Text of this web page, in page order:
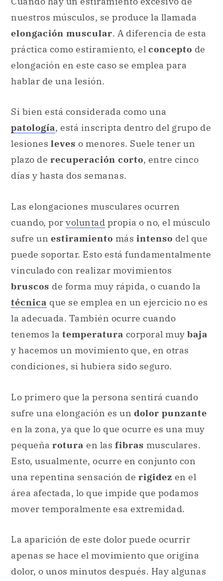
nuestros músculos, se produce la llamada
elongación muscular. A diferencia de esta
práctica como estiramiento, el concepto de
elongación en este caso se emplea para
hablar de una lesión.
Si bien está considerada como una
patología, está inscripta dentro del grupo de
lesiones leves o menores. Suele tener un
plazo de recuperación corto, entre cinco
días y hasta dos semanas.
Las elongaciones musculares ocurren
cuando, por voluntad propia o no, el músculo
sufre un estiramiento más intenso del que
puede soportar. Esto está fundamentalmente
vinculado con realizar movimientos
bruscos de forma muy rápida, o cuando la
técnica que se emplea en un ejercicio no es
la adecuada. También ocurre cuando
tenemos la temperatura corporal muy baja
y hacemos un movimiento que, en otras
condiciones, si hubiera sido seguro.
Lo primero que la persona sentirá cuando
sufre una elongación es un dolor punzante
en la zona, ya que lo que ocurre es una muy
pequeña rotura en las fibras musculares.
Esto, usualmente, ocurre en conjunto con
una repentina sensación de rigidez en el
área afectada, lo que impide que podamos
mover temporalmente esa extremidad.
La aparición de este dolor puede ocurrir
apenas se hace el movimiento que origina
dolor, o unos minutos después. Hay algunas